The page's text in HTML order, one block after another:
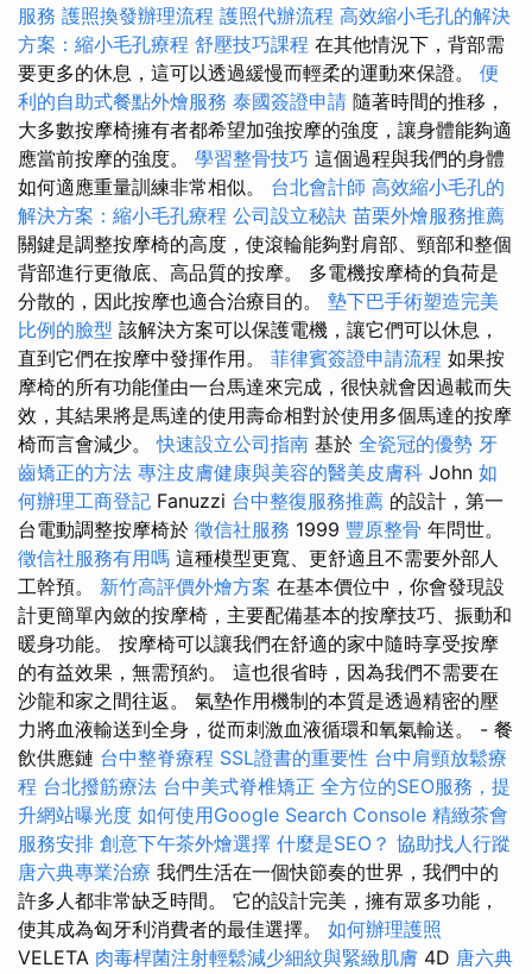
服務 護照換發辦理流程 護照代辦流程 高效縮小毛孔的解決
方案：縮小毛孔療程 舒壓技巧課程 在其他情況下，背部需
要更多的休息，這可以透過緩慢而輕柔的運動來保證。 便
利的自助式餐點外燴服務 泰國簽證申請 隨著時間的推移，
大多數按摩椅擁有者都希望加強按摩的強度，讓身體能夠適
應當前按摩的強度。 學習整骨技巧 這個過程與我們的身體
如何適應重量訓練非常相似。 台北會計師 高效縮小毛孔的
解決方案：縮小毛孔療程 公司設立秘訣 苗栗外燴服務推薦
關鍵是調整按摩椅的高度，使滾輪能夠對肩部、頸部和整個
背部進行更徹底、高品質的按摩。 多電機按摩椅的負荷是
分散的，因此按摩也適合治療目的。 墊下巴手術塑造完美
比例的臉型 該解決方案可以保護電機，讓它們可以休息，
直到它們在按摩中發揮作用。 菲律賓簽證申請流程 如果按
摩椅的所有功能僅由一台馬達來完成，很快就會因過載而失
效，其結果將是馬達的使用壽命相對於使用多個馬達的按摩
椅而言會減少。快速設立公司指南 基於 全瓷冠的優勢 牙
齒矯正的方法 專注皮膚健康與美容的醫美皮膚科 John 如
何辦理工商登記 Fanuzzi 台中整復服務推薦 的設計，第一
台電動調整按摩椅於 徵信社服務 1999 豐原整骨 年問世。
徵信社服務有用嗎 這種模型更寬、更舒適且不需要外部人
工幹預。 新竹高評價外燴方案 在基本價位中，你會發現設
計更簡單內斂的按摩椅，主要配備基本的按摩技巧、振動和
暖身功能。 按摩椅可以讓我們在舒適的家中隨時享受按摩
的有益效果，無需預約。 這也很省時，因為我們不需要在
沙龍和家之間往返。 氣墊作用機制的本質是透過精密的壓
力將血液輸送到全身，從而刺激血液循環和氧氣輸送。 - 餐
飲供應鏈 台中整脊療程 SSL證書的重要性 台中肩頸放鬆療
程 台北撥筋療法 台中美式脊椎矯正 全方位的SEO服務，提
升網站曝光度 如何使用Google Search Console 精緻茶會
服務安排 創意下午茶外燴選擇 什麼是SEO？ 協助找人行蹤
唐六典專業治療 我們生活在一個快節奏的世界，我們中的
許多人都非常缺乏時間。 它的設計完美，擁有眾多功能，
使其成為匈牙利消費者的最佳選擇。 如何辦理護照
VELETA 肉毒桿菌注射輕鬆減少細紋與緊緻肌膚 4D 唐六典